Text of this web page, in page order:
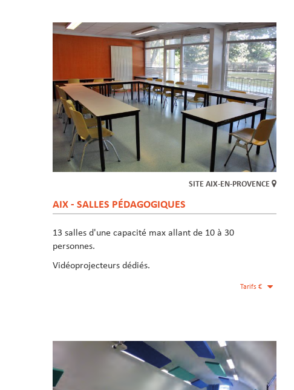
SITE AIX-EN-PROVENCE
AIX - SALLES PÉDAGOGIQUES
13 salles d'une capacité max allant de 10 à 30
personnes.
Vidéoprojecteurs dédiés.
Tarifs €